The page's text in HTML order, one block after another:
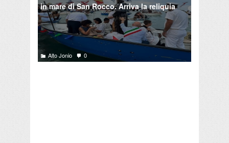
in mare di San Rocco. Arriva la reliquia
Alto Jonio 0